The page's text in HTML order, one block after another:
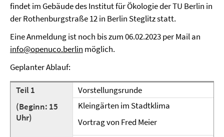
findet im Gebäude des Institut für Ökologie der TU Berlin in
der Rothenburgstraße 12 in Berlin Steglitz statt.
Eine Anmeldung ist noch bis zum 06.02.2023 per Mail an
info@openuco.berlin möglich.
Geplanter Ablauf:
Teil 1
(Beginn: 15
Uhr)
Vorstellungsrunde
Kleingärten im Stadtklima
Vortrag von Fred Meier